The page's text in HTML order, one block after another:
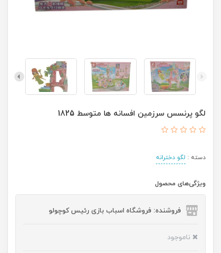
لگو پرنسس سرزمین افسانه ها متوسط 1825
دسته : لگو دخترانه
ویژگی‌های محصول
فروشنده: فروشگاه اسباب بازی رئیس کوچولو
ناموجود